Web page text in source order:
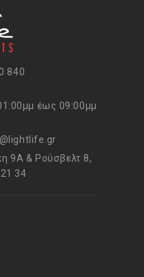
840
έως 09:00μμ
9Α & Ρούσβελτ 8,
34